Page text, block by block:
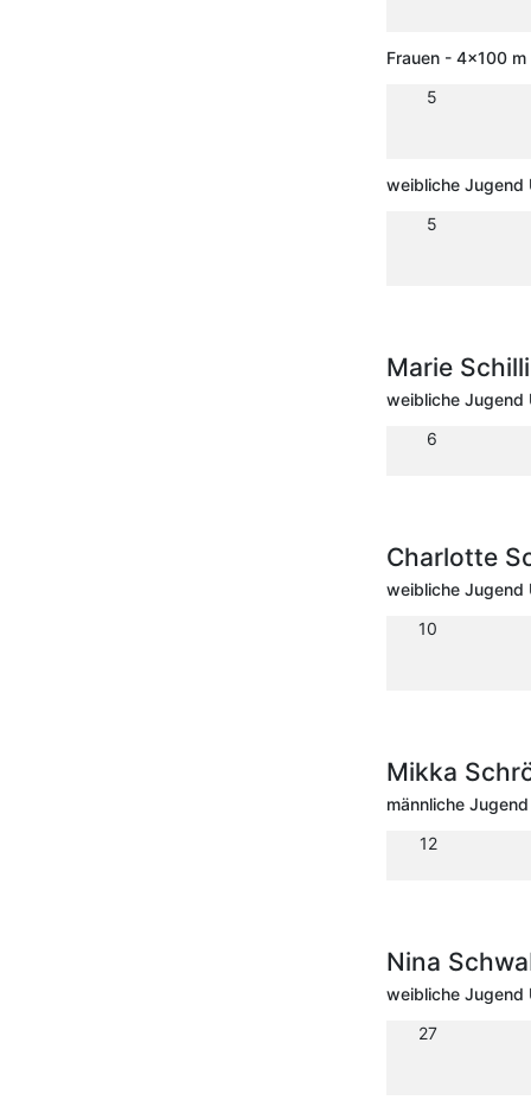
Frauen - 4x100
5
weibliche Jugend
5
Marie
weibliche Jugend
6
Charlotte
weibliche Jugend
10
Mikka
männliche
12
Nina
weibliche Jugend
27